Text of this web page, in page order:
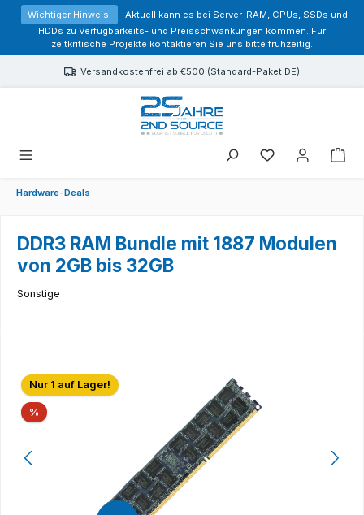
springen
Wichtiger Hinweis:
Aktuell kann es bei Server-RAM, CPUs, SSDs und
HDDs zu Verfügbarkeits- und Preisschwankungen kommen. Für
zeitkritische Projekte kontaktieren Sie uns bitte frühzeitig.
Versandkostenfrei ab €500 (Standard-Paket DE)
Sie haben 0
Hardware-Deals
DDR3 RAM Bundle mit 1887 Modulen
von 2GB bis 32GB
Sonstige
Bildergalerie überspringen
Nur 1 auf Lager!
% Rabatt